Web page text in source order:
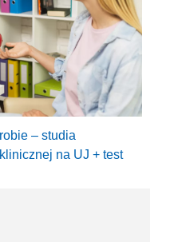
– studia
na UJ + test